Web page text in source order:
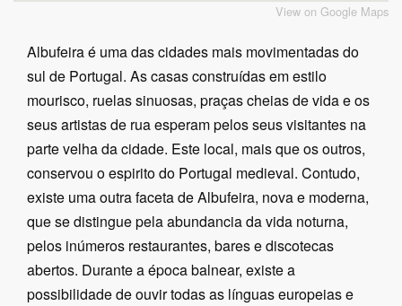
View on Google Maps
Albufeira é uma das cidades mais movimentadas do
sul de Portugal. As casas construídas em estilo
mourisco, ruelas sinuosas, praças cheias de vida e os
seus artistas de rua esperam pelos seus visitantes na
parte velha da cidade. Este local, mais que os outros,
conservou o espirito do Portugal medieval. Contudo,
existe uma outra faceta de Albufeira, nova e moderna,
que se distingue pela abundancia da vida noturna,
pelos inúmeros restaurantes, bares e discotecas
abertos. Durante a época balnear, existe a
possibilidade de ouvir todas as línguas europeias e